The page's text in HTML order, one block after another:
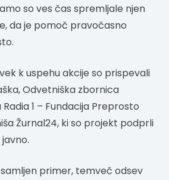
so ves čas spremljale njen
da je pomoč pravočasno
k uspehu akcije so prispevali
Odvetniška zbornica
1 – Fundacija Preprosto
Žurnal24, ki so projekt podprli
primer, temveč odsev